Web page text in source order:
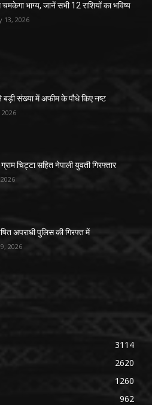
भाग्य, जानें सभी 12 राशियों का भविष्य
13, 2026
बड़ी संख्या में अफीम के पौधे किए नष्ट
2026
चिट्टा सहित नेपाली युवती गिरफ्तार
अपराधी पुलिस की गिरफ्त में
2026
3114
2620
1260
962